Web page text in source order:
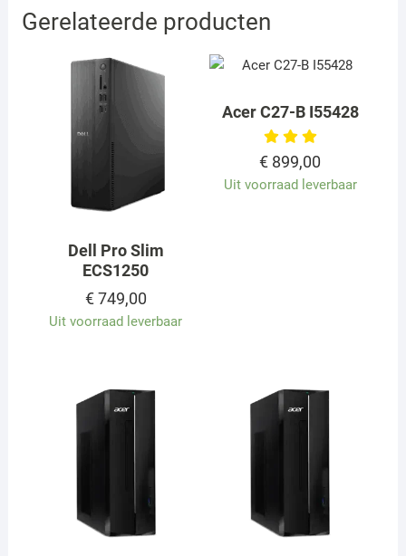
Gerelateerde producten
Dell Pro Slim
ECS1250
€749,00
Uit voorraad leverbaar
Acer C27-B I55428
€ 899,00
Uit voorraad leverbaar